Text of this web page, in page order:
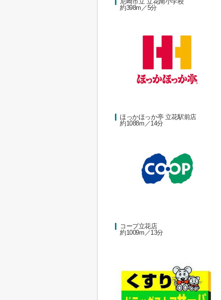
約398m／5分
ほっかほっか亭 立花駅前店
約1088m／14分
コープ立花店
約1009m／13分